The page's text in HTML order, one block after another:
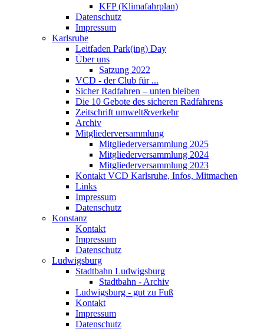
KFP (Klimafahrplan)
Datenschutz
Impressum
Karlsruhe
Leitfaden Park(ing) Day
Über uns
Satzung 2022
VCD - der Club für ...
Sicher Radfahren – unten bleiben
Die 10 Gebote des sicheren Radfahrens
Zeitschrift umwelt&verkehr
Archiv
Mitgliederversammlung
Mitgliederversammlung 2025
Mitgliederversammlung 2024
Mitgliederversammlung 2023
Kontakt VCD Karlsruhe, Infos, Mitmachen
Links
Impressum
Datenschutz
Konstanz
Kontakt
Impressum
Datenschutz
Ludwigsburg
Stadtbahn Ludwigsburg
Stadtbahn - Archiv
Ludwigsburg - gut zu Fuß
Kontakt
Impressum
Datenschutz